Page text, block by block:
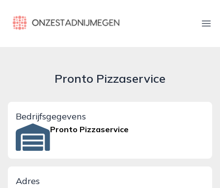
onzestadnijmegen.nl
Pronto Pizzaservice
Bedrijfsgegevens
Pronto Pizzaservice
Adres